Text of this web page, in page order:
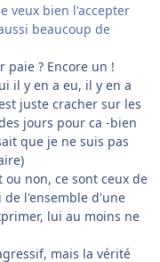
veux bien l'accepter
beaucoup de
paie ? Encore un !
il y en a eu, il y en a
juste cracher sur les
jours pour ca -bien
que je ne suis pas
non, ce sont ceux de
de l'ensemble d'une
lui au moins ne
mais la vérité